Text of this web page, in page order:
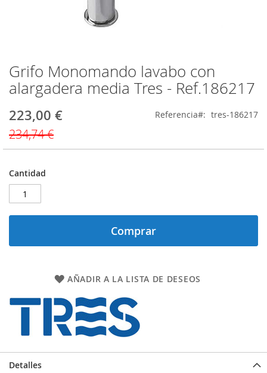
Grifo Monomando lavabo con
alargadera media Tres - Ref.186217
Precio
223,00 €
234,74 €
Referencia tres-186217
Cantidad
Comprar
AÑADIR A LA LISTA DE DESEOS
Saltar
al
comienzo
la
galería
de
imágenes
Detalles